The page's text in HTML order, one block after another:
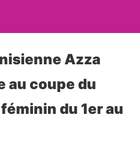
Azza
au coupe du
du 1er au